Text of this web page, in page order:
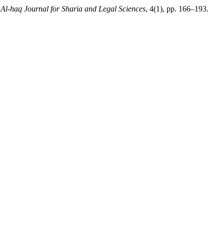
Al-haq Journal for Sharia and Legal Sciences, 4(1), pp. 166–193.